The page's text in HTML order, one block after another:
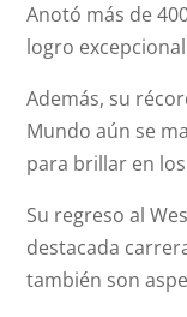
Anotó más de
logro
Además, su
Mundo aún se
para brillar en
Su regreso al
destacada
también son